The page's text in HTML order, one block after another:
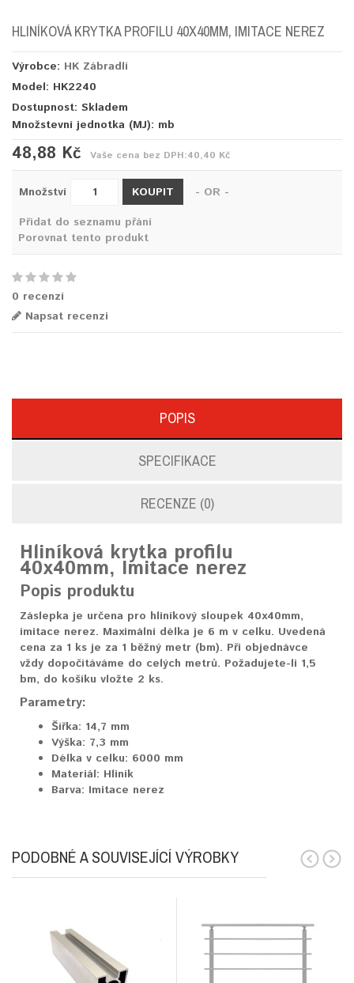
HLINÍKOVÁ KRYTKA PROFILU 40X40MM, IMITACE NEREZ
Výrobce: HK Zábradlí
Model: HK2240
Dostupnost: Skladem
Množstevní jednotka (MJ): mb
48,88 Kč Vaše cena bez DPH:40,40 Kč
Množství KOUPIT
- OR -
Přidat do seznamu přání
Porovnat tento produkt
0 recenzí
Napsat recenzi
POPIS
SPECIFIKACE
RECENZE (0)
Hliníková krytka profilu
40x40mm, Imitace nerez
Popis produktu
Záslepka je určena pro hliníkový sloupek 40x40mm,
imitace nerez. Maximální délka je 6 m v celku. Uvedená
cena za 1 ks je za 1 běžný metr (bm). Při objednávce
vždy dopočítáváme do celých metrů. Požadujete-li 1,5
bm, do košíku vložte 2 ks.
Parametry:
Šířka: 14,7 mm
Výška: 7,3 mm
Délka v celku: 6000 mm
Materiál: Hliník
Barva: Imitace nerez
PODOBNÉ A SOUVISEJÍCÍ VÝROBKY